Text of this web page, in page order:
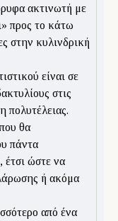
ακτινωτή με
προς το κάτω
στην κυλινδρική
είναι σε
στις
πολυτέλειας.
θα
πάντα
έτσι ώστε να
ή ακόμα
από ένα